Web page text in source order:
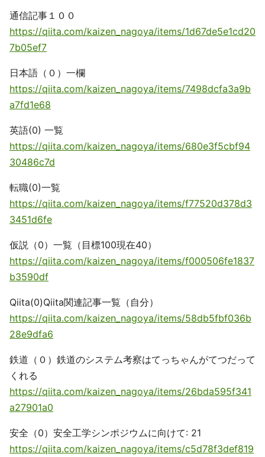
通信記事１００
https://qiita.com/kaizen_nagoya/items/1d67de5e1cd20
7b05ef7
日本語（０）一欄
https://qiita.com/kaizen_nagoya/items/7498dcfa3a9b
a7fd1e68
英語(0) 一覧
https://qiita.com/kaizen_nagoya/items/680e3f5cbf94
30486c7d
転職(0)一覧
https://qiita.com/kaizen_nagoya/items/f77520d378d3
3451d6fe
仮説（0）一覧（目標100現在40）
https://qiita.com/kaizen_nagoya/items/f000506fe1837
b3590df
Qiita(0)Qiita関連記事一覧（自分）
https://qiita.com/kaizen_nagoya/items/58db5fbf036b
28e9dfa6
鉄道（０）鉄道のシステム考察はてっちゃんがてつだって
くれる
https://qiita.com/kaizen_nagoya/items/26bda595f341
a27901a0
安全（0）安全工学シンポジウムに向けて: 21
https://qiita.com/kaizen_nagoya/items/c5d78f3def819